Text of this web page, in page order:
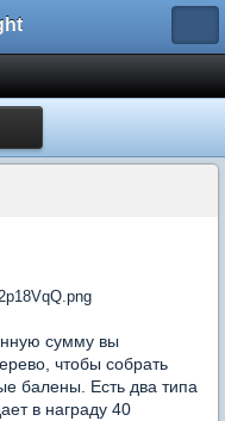
сумму вы
чтобы собрать
балены. Есть два типа
в награду 40